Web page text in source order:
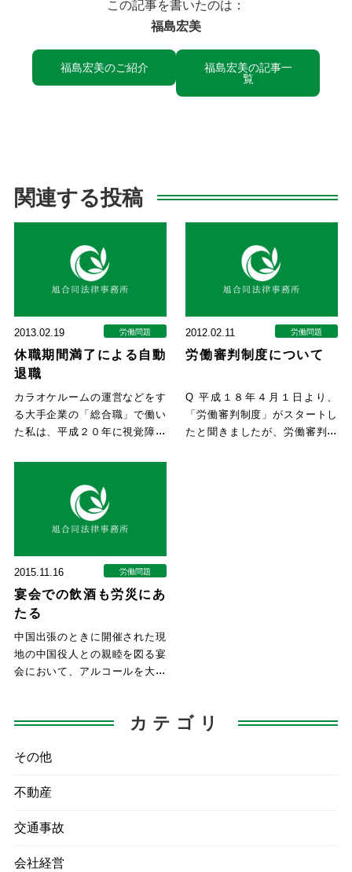
この記事を書いたのは：
福島宏美
福島宏美のご紹介
福島宏美の記事一
覧
関連する投稿
2013.02.19 労働問題
休職期間満了による自動
退職
カラオケルームの運営などをす
る大手企業の「総合職」で働い
た私は、平成２０年に視覚障害
2012.02.11 労働問題
労働審判制度について
Q 平成１８年４月１日より、
「労働審判制度」がスタートし
たと聞きましたが、労働審判と
2015.11.16 労働問題
宴会での飲酒も労災にあ
たる
中国出張のときに開催された現
地の中国役人との親睦を図る宴
会において、アルコールを大量
カテゴリ
その他
不動産
交通事故
会社経営